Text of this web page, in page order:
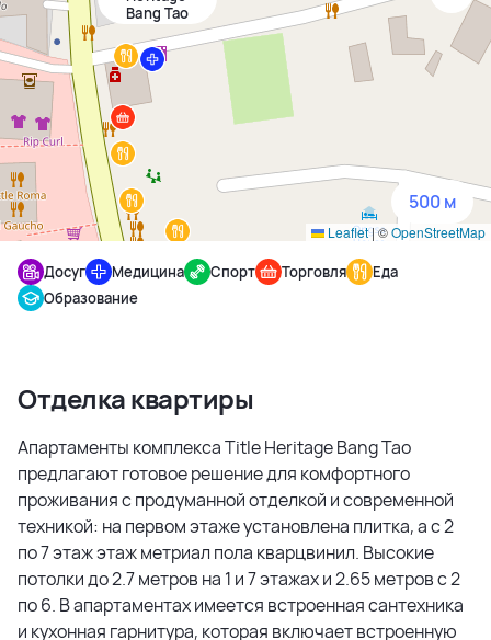
Bang Tao
Leaflet|©OpenStreetMap
500 м
3 км
Досуг Медицина Спорт Торговля
Еда
Образование
Отделка квартиры
Апартаменты комплекса Title Heritage Bang Tao
предлагают готовое решение для комфортного
проживания с продуманной отделкой и современной
техникой: на первом этаже установлена плитка, а с 2
по 7 этаж этаж метриал пола кварцвинил. Высокие
потолки до 2.7 метров на 1 и 7 этажах и 2.65 метров с 2
по 6. В апартаментах имеется встроенная сантехника
и кухонная гарнитура, которая включает встроенную